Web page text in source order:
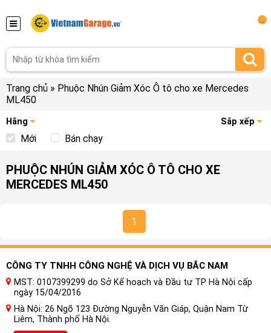
Trang chủ » Phuộc Nhún Giảm Xóc Ô tô cho xe Mercedes
ML450
Hãng Sắp xếp
Mới Bán chạy
PHUỘC NHÚN GIẢM XÓC Ô TÔ CHO XE
MERCEDES ML450
1
CÔNG TY TNHH CÔNG NGHỆ VÀ DỊCH VỤ BẮC NAM
MST: 0107399299 do Sở Kế hoạch và Đầu tư TP Hà Nội cấp
ngày 15/04/2016
Hà Nội: 26 Ngõ 123 Đường Nguyễn Văn Giáp, Quận Nam Từ
Liêm, Thành phố Hà Nội.